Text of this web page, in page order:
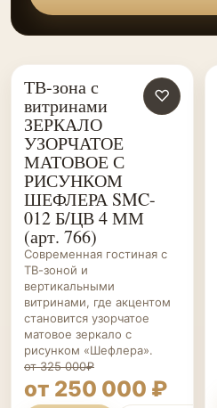
ГОСТИНЫЕ НА ЗАКАЗ
♡
ТВ-зона с
витринами
ЗЕРКАЛО
УЗОРЧАТОЕ
МАТОВОЕ С
РИСУНКОМ
ШЕФЛЕРА SMC-
012 Б/ЦВ 4 ММ
(арт. 766)
Современная гостиная с
ТВ-зоной и
вертикальными
витринами, где акцентом
становится узорчатое
матовое зеркало с
рисунком «Шефлера».
от 325 000₽
от 250 000 ₽